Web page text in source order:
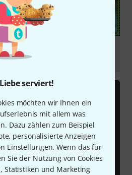
serviert!
möchten wir Ihnen ein
mit allem was
Dazu zählen zum Beispiel
personalisierte Anzeigen
Einstellungen. Wenn das für
Sie der Nutzung von Cookies
Statistiken und Marketing
Review | Expansion for